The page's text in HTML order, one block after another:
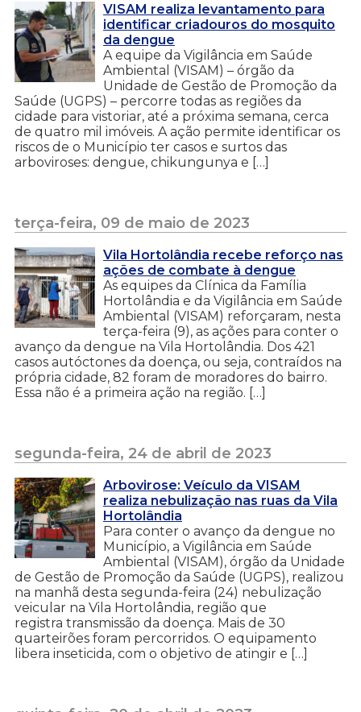
VISAM realiza levantamento para
identificar criadouros do mosquito
da dengue
A equipe da Vigilância em Saúde
Ambiental (VISAM) – órgão da
Unidade de Gestão de Promoção da
Saúde (UGPS) – percorre todas as regiões da
cidade para vistoriar, até a próxima semana, cerca
de quatro mil imóveis. A ação permite identificar os
riscos de o Município ter casos e surtos das
arboviroses: dengue, chikungunya e […]
terça-feira, 09 de maio de 2023
Vila Hortolândia recebe reforço nas
ações de combate à dengue
As equipes da Clínica da Família
Hortolândia e da Vigilância em Saúde
Ambiental (VISAM) reforçaram, nesta
terça-feira (9), as ações para conter o
avanço da dengue na Vila Hortolândia. Dos 421
casos autóctones da doença, ou seja, contraídos na
própria cidade, 82 foram de moradores do bairro.
Essa não é a primeira ação na região. […]
segunda-feira, 24 de abril de 2023
Arbovirose: Veículo da VISAM
realiza nebulização nas ruas da Vila
Hortolândia
Para conter o avanço da dengue no
Município, a Vigilância em Saúde
Ambiental (VISAM), órgão da Unidade
de Gestão de Promoção da Saúde (UGPS), realizou
na manhã desta segunda-feira (24) nebulização
veicular na Vila Hortolândia, região que
registra transmissão da doença. Mais de 30
quarteirões foram percorridos. O equipamento
libera inseticida, com o objetivo de atingir e […]